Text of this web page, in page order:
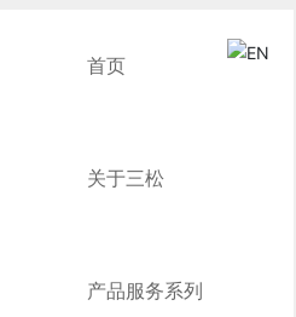
首页
关于三松
产品服务系列